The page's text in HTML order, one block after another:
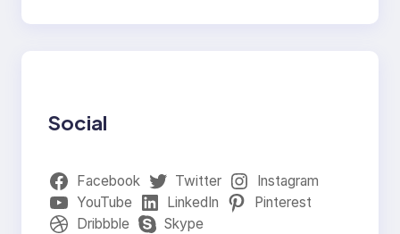
Social
Facebook Twitter
Instagram
YouTube
LinkedIn
Pinterest
Dribbble
Skype